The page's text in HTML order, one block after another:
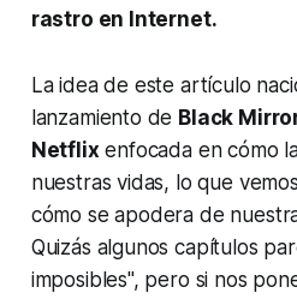
rastro en Internet.
La idea de este artículo
lanzamiento de Black
Netflix enfocada en cómo
nuestras vidas, lo que
cómo se apodera de
Quizás algunos capítulos
imposibles", pero si nos